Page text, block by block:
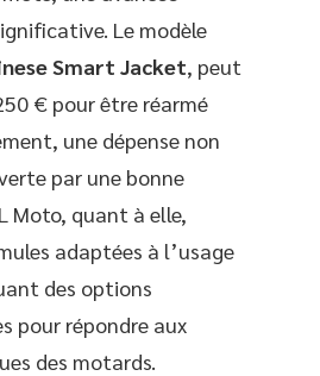
Le modèle
Smart Jacket, peut
€ pour être réarmé
une dépense non
par une bonne
Moto, quant à elle,
adaptées à l’usage
des options
pour répondre aux
des motards.